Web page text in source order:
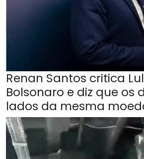
Renan Santos critica
Bolsonaro e diz que os
lados da mesma